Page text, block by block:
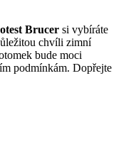
Brucer si vybíráte
chvíli zimní
bude moci
podmínkám. Dopřejte